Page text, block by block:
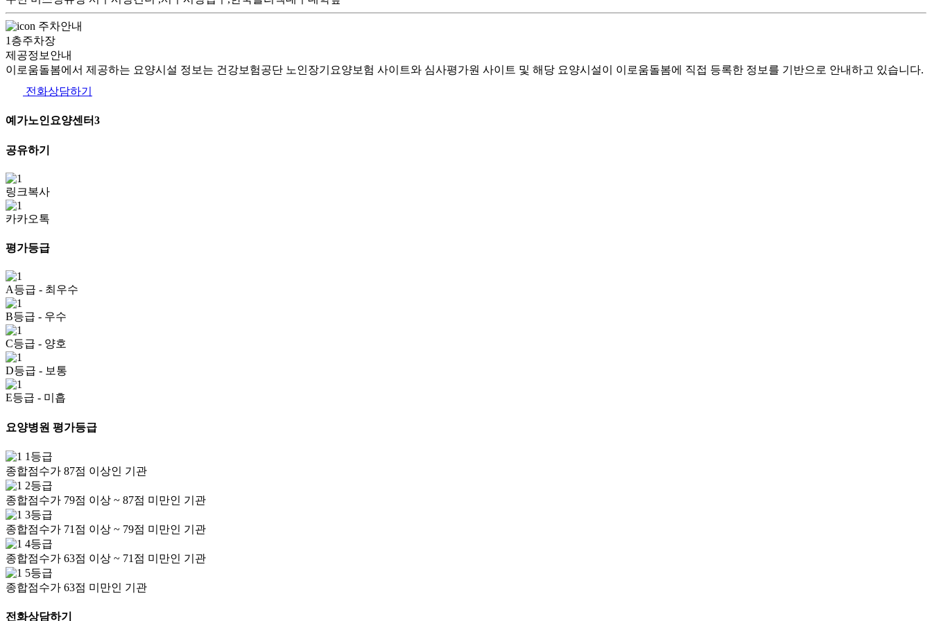
주차안내
1층주차장
제공정보안내
이로움돌봄에서 제공하는 요양시설 정보는 건강보험공단 노인장기요양보험 사이트와 심사평가원 사이트 및 해당 요양시설이 이로움돌봄에 직접 등록한 정보를 기반으로 안내하고 있습니다.
전화상담하기
예가노인요양센터3
공유하기
링크복사
카카오톡
평가등급
A등급 - 최우수
B등급 - 우수
C등급 - 양호
D등급 - 보통
E등급 - 미흡
요양병원 평가등급
1등급
종합점수가 87점 이상인 기관
2등급
종합점수가 79점 이상 ~ 87점 미만인 기관
3등급
종합점수가 71점 이상 ~ 79점 미만인 기관
4등급
종합점수가 63점 이상 ~ 71점 미만인 기관
5등급
종합점수가 63점 미만인 기관
전화상담하기